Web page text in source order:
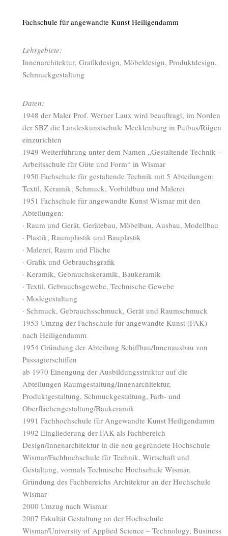
Fachschule für angewandte Kunst Heiligendamm
Lehrgebiete:
Innenarchitektur, Grafikdesign, Möbeldesign, Produktdesign,
Schmuckgestaltung
Daten:
1948 der Maler Prof. Werner Laux wird beauftragt, im Norden
der SBZ die Landeskunstschule Mecklenburg in Putbus/Rügen
einzurichten
1949 Weiterführung unter dem Namen „Gestaltende Technik –
Arbeitsschule für Güte und Form“ in Wismar
1950 Fachschule für gestaltende Technik mit 5 Abteilungen:
Textil, Keramik, Schmuck, Vorbildbau und Malerei
1951 Fachschule für angewandte Kunst Wismar mit den
Abteilungen:
· Raum und Gerät, Gerätebau, Möbelbau, Ausbau, Modellbau
· Plastik, Raumplastik und Bauplastik
· Malerei, Raum und Fläche
· Grafik und Gebrauchsgrafik
· Keramik, Gebrauchskeramik, Baukeramik
· Textil, Gebrauchsgewebe, Technische Gewebe
· Modegestaltung
· Schmuck, Gebrauchsschmuck, Gerät und Raumschmuck
1953 Umzug der Fachschule für angewandte Kunst (FAK)
nach Heiligendamm
1954 Gründung der Abteilung Schiffbau/Innenausbau von
Passagierschiffen
ab 1970 Einengung der Ausbildungsstruktur auf die
Abteilungen Raumgestaltung/Innenarchitektur,
Produktgestaltung, Schmuckgestaltung, Farb- und
Oberflächengestaltung/Baukeramik
1991 Fachhochschule für Angewandte Kunst Heiligendamm
1992 Eingliederung der FAK als Fachbereich
Design/Innenarchitektur in die neu gegründete Hochschule
Wismar/Fachhochschule für Technik, Wirtschaft und
Gestaltung, vormals Technische Hochschule Wismar,
Gründung des Fachbereichs Architektur an der Hochschule
Wismar
2000 Umzug nach Wismar
2007 Fakultät Gestaltung an der Hochschule
Wismar/University of Applied Science – Technology, Business